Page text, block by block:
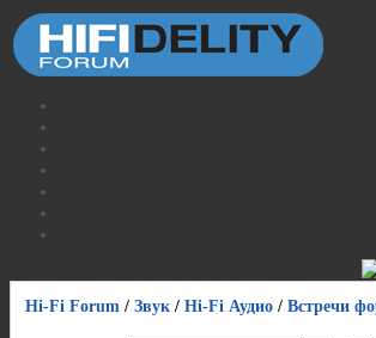
Hi-Fi Forum / Звук / Hi-Fi Аудио / Встречи